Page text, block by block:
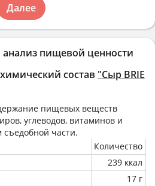
пищевой ценности
состав "Сыр BRIE
пищевых веществ
углеводов, витаминов и
съедобной части.
Количество
239 ккал
17 г
Далее